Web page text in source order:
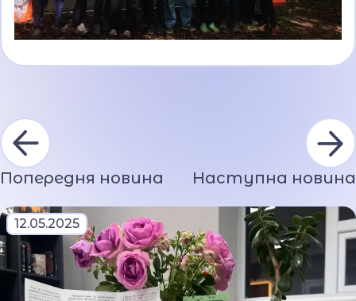
Попередня новина Наступна новина
12.05.2025